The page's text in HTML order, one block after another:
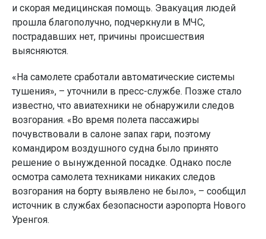
и скорая медицинская помощь. Эвакуация людей
прошла благополучно, подчеркнули в МЧС,
пострадавших нет, причины происшествия
выясняются.
«На самолете сработали автоматические системы
тушения», – уточнили в пресс-службе. Позже стало
известно, что авиатехники не обнаружили следов
возгорания. «Во время полета пассажиры
почувствовали в салоне запах гари, поэтому
командиром воздушного судна было принято
решение о вынужденной посадке. Однако после
осмотра самолета техниками никаких следов
возгорания на борту выявлено не было», – сообщил
источник в службах безопасности аэропорта Нового
Уренгоя.